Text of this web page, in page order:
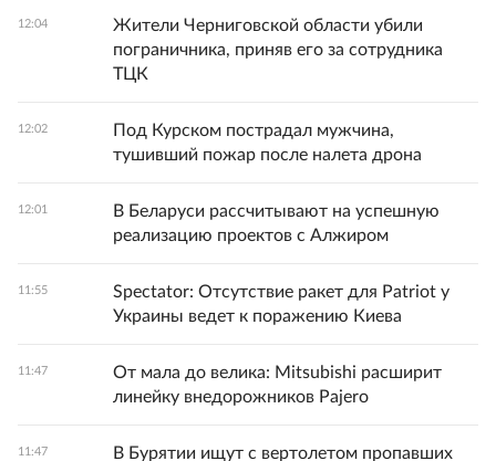
12:04
Жители Черниговской области убили
пограничника, приняв его за сотрудника
ТЦК
12:02
Под Курском пострадал мужчина,
тушивший пожар после налета дрона
12:01
В Беларуси рассчитывают на успешную
реализацию проектов с Алжиром
11:55
Spectator: Отсутствие ракет для Patriot у
Украины ведет к поражению Киева
11:47
От мала до велика: Mitsubishi расширит
линейку внедорожников Pajero
11:47
В Бурятии ищут с вертолетом пропавших